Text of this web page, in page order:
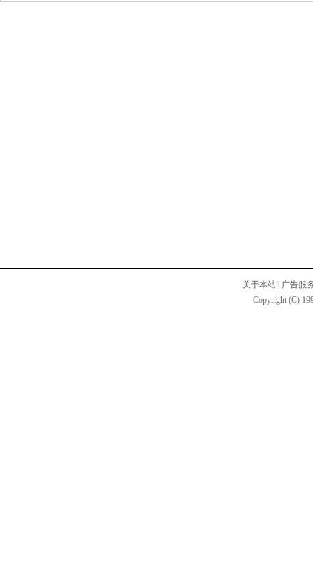
关于本站
广告服
Copyright (C)